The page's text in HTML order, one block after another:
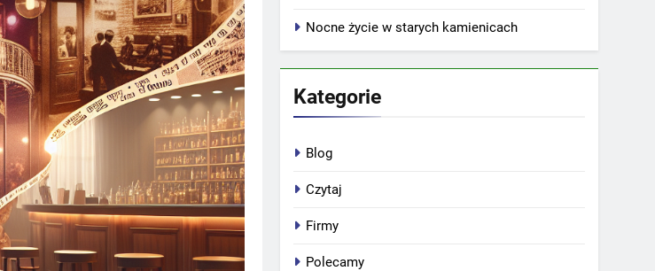
Nocne życie w starych kamienicach
Kategorie
Blog
Czytaj
Firmy
Polecamy